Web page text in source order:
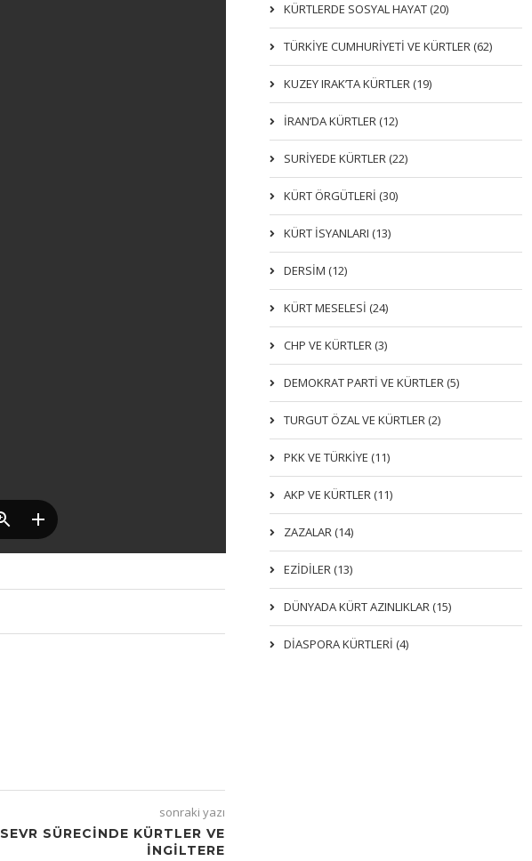
sonraki yazı
SEVR SÜRECINDE KÜRTLER VE
İNGILTERE
KÜRTLERDE SOSYAL HAYAT (20)
TÜRKİYE CUMHURİYETİ VE KÜRTLER (62)
KUZEY IRAK’TA KÜRTLER (19)
İRAN’DA KÜRTLER (12)
SURİYEDE KÜRTLER (22)
KÜRT ÖRGÜTLERİ (30)
KÜRT İSYANLARI (13)
DERSIM (12)
KÜRT MESELESİ (24)
CHP VE KÜRTLER (3)
DEMOKRAT PARTI VE KÜRTLER (5)
TURGUT ÖZAL VE KÜRTLER (2)
PKK VE TÜRKIYE (11)
AKP VE KÜRTLER (11)
ZAZALAR (14)
EZIDILER (13)
DÜNYADA KÜRT AZINLIKLAR (15)
DİASPORA KÜRTLERİ (4)